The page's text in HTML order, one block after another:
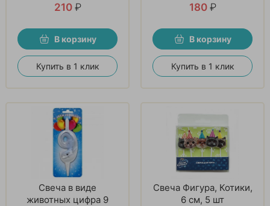
210 ₽
В корзину
Купить в 1 клик
180 ₽
В корзину
Купить в 1 клик
Свеча в виде
животных цифра 9
Свеча Фигура, Котики,
6 см, 5 шт